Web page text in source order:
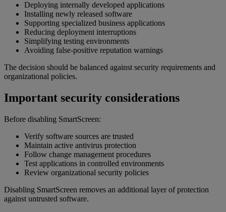
Deploying internally developed applications
Installing newly released software
Supporting specialized business applications
Reducing deployment interruptions
Simplifying testing environments
Avoiding false-positive reputation warnings
The decision should be balanced against security requirements and
organizational policies.
Important security considerations
Before disabling SmartScreen:
Verify software sources are trusted
Maintain active antivirus protection
Follow change management procedures
Test applications in controlled environments
Review organizational security policies
Disabling SmartScreen removes an additional layer of protection
against untrusted software.